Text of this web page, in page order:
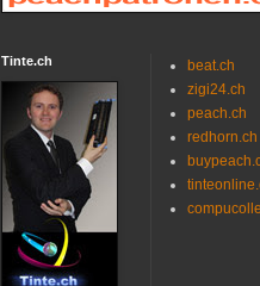
Tinte.ch
beat.ch
zigi24.ch
peach.ch
redhorn.ch